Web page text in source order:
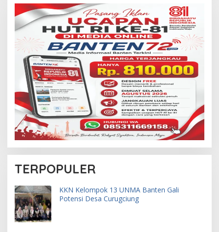
TERPOPULER
KKN Kelompok 13 UNMA Banten Gali
Potensi Desa Curugciung